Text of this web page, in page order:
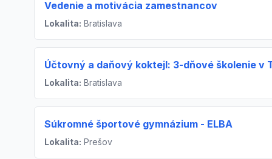
Vedenie a motivácia zamestnancov
Lokalita: Bratislava
Účtovný a daňový koktejl: 3-dňové školenie v
Lokalita: Bratislava
Súkromné športové gymnázium - ELBA
Lokalita: Prešov